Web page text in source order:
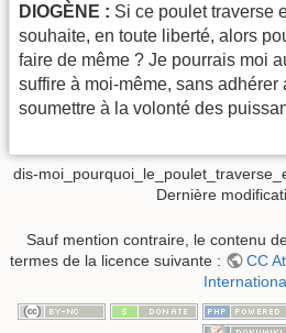
DIOGÈNE : Si ce poulet traverse
souhaite, en toute liberté, alors
faire de même ? Je pourrais moi
suffire à moi-même, sans
soumettre à la volonté des
dis-
Dernière
Sauf mention contraire, le contenu
termes de la licence suivante :
CC